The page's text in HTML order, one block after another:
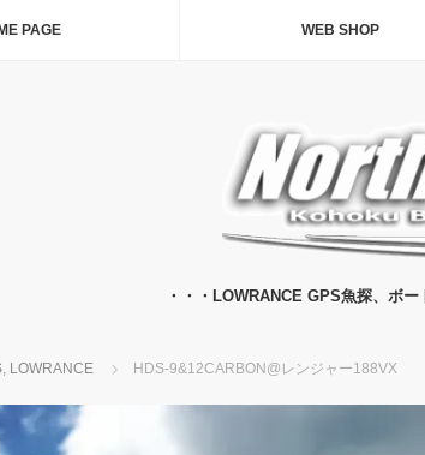
PAGE WEB SHOP
・・・LOWRANCE GPS魚探、ボ
, LOWRANCE HDS-9&12CARBON@レンジャー188VX